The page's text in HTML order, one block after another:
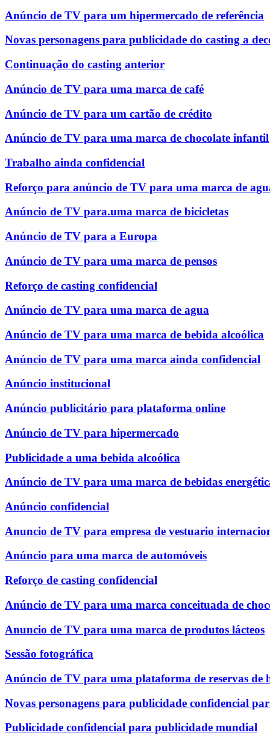
Anúncio de TV para um hipermercado de referência
Novas personagens para publicidade do casting a
Continuação do casting anterior
Anúncio de TV para uma marca de café
Anúncio de TV para um cartão de crédito
Anúncio de TV para uma marca de chocolate infantil
Trabalho ainda confidencial
Reforço para anúncio de TV para uma marca de
Anúncio de TV para.uma marca de bicicletas
Anúncio de TV para a Europa
Anúncio de TV para uma marca de pensos
Reforço de casting confidencial
Anúncio de TV para uma marca de agua
Anúncio de TV para uma marca de bebida alcoólica
Anúncio de TV para uma marca ainda confidencial
Anúncio institucional
Anúncio publicitário para plataforma online
Anúncio de TV para hipermercado
Publicidade a uma bebida alcoólica
Anúncio de TV para uma marca de bebidas
Anúncio confidencial
Anuncio de TV para empresa de vestuario
Anúncio para uma marca de automóveis
Reforço de casting confidencial
Anúncio de TV para uma marca conceituada de
Anuncio de TV para uma marca de produtos lácteos
Sessão fotográfica
Anúncio de TV para uma plataforma de reservas de
Novas personagens para publicidade confidencial
Publicidade confidencial para publicidade mundial